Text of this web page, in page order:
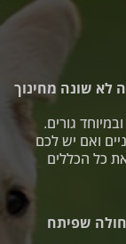
לא שונה מחינוך
גורים.
ואם יש לכם
כל הכללים
שפיתח